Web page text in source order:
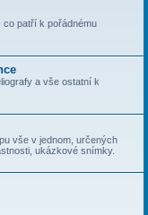
co patří k pořádnému
a vše ostatní k
vše v jednom, určených
ukázkové snímky.